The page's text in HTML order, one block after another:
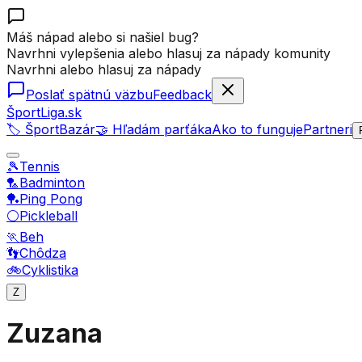
Máš nápad alebo si našiel bug?
Navrhni vylepšenia alebo hlasuj za nápady komunity
Navrhni alebo hlasuj za nápady
Poslať spätnú väzbuFeedback
ŠportLiga.sk
🏷️ ŠportBazár🤝 Hľadám parťákaAko to fungujePartneri
🎾Tennis
🏸Badminton
🏓Ping Pong
⚪Pickleball
🏃Beh
👣Chôdza
🚲Cyklistika
Z
Zuzana